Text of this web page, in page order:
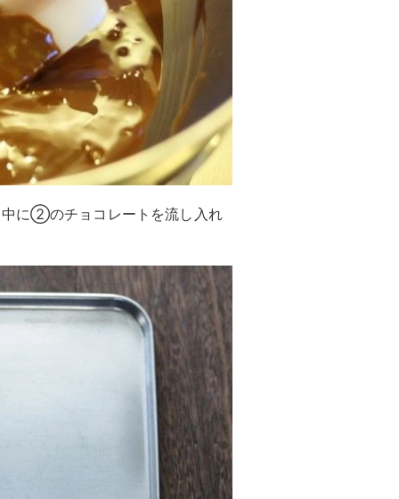
中に②のチョコレートを流し入れ